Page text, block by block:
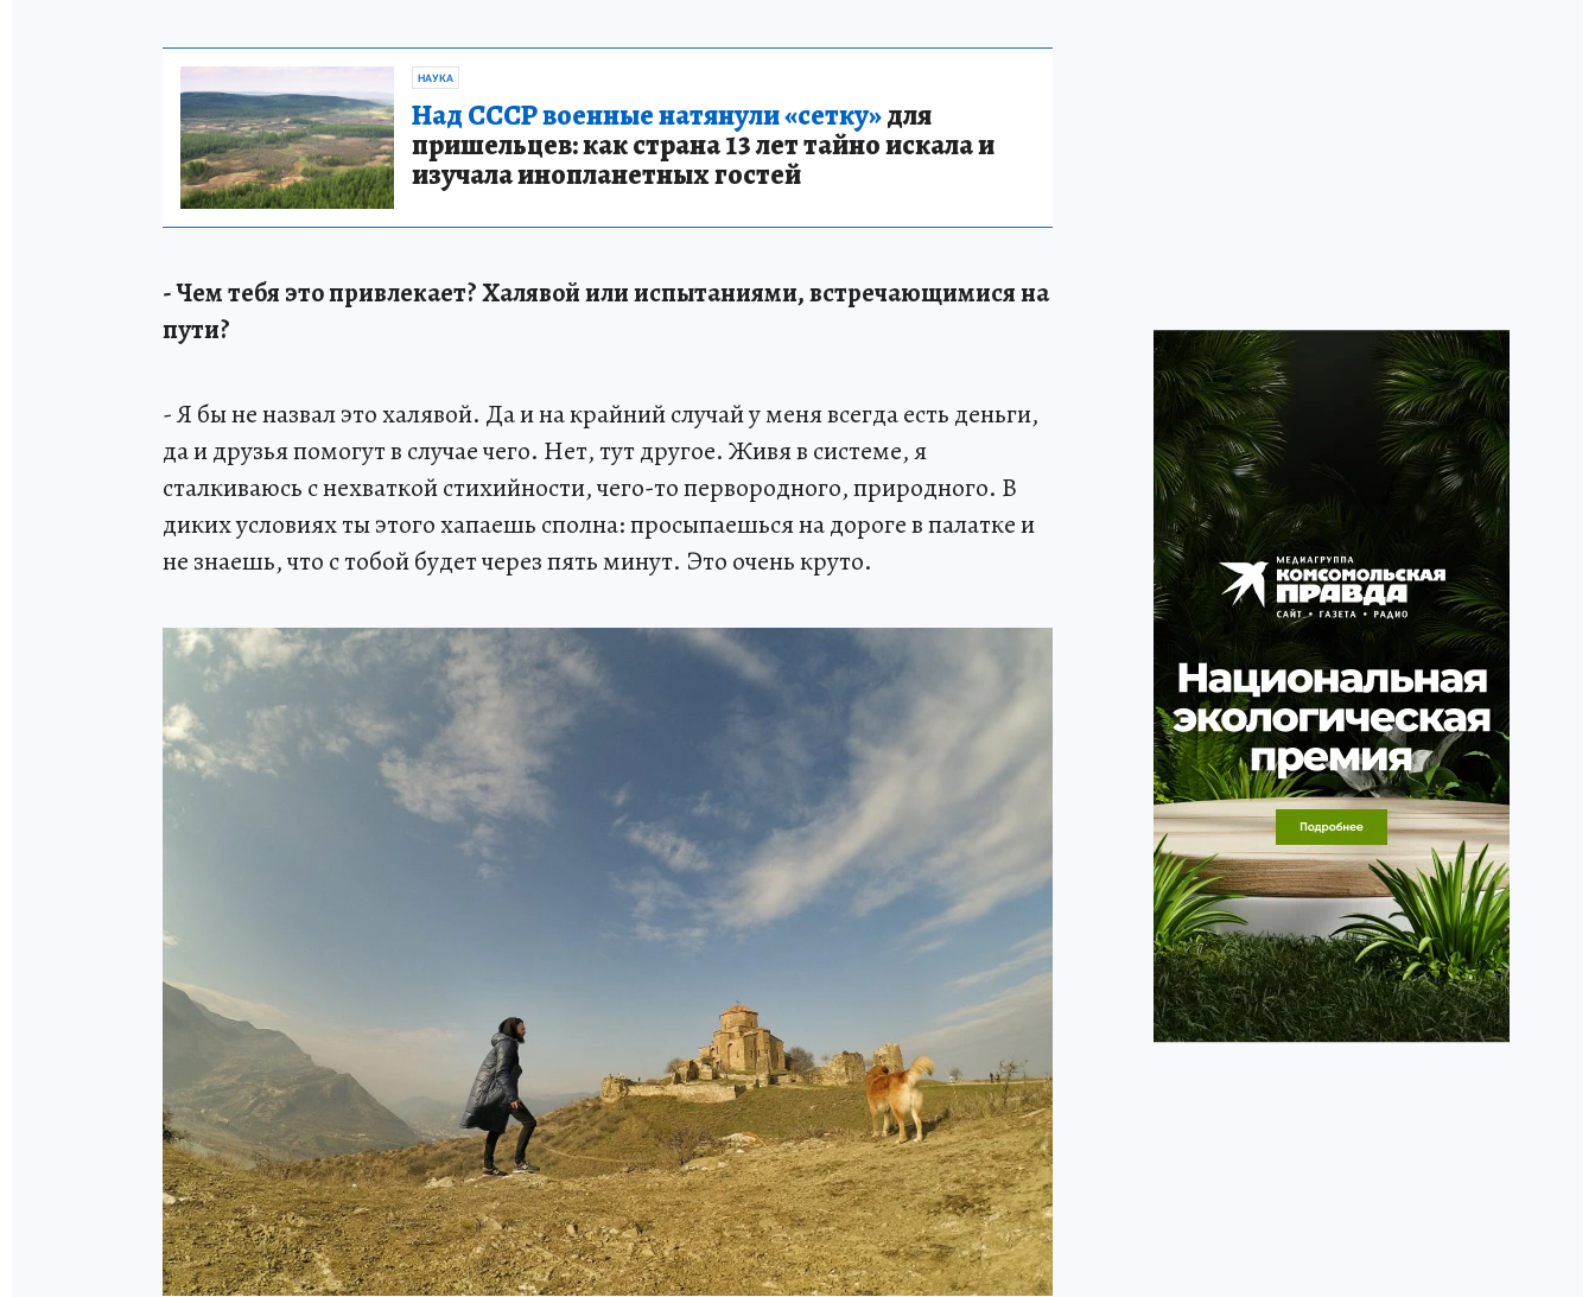
НАУКА
Над СССР военные натянули «сетку»для
пришельцев: как страна 13 лет тайно искала и
изучала инопланетных гостей
- Чем тебя это привлекает? Халявой или испытаниями, встречающимися на
пути?
- Я бы не назвал это халявой. Да и на крайний случай у меня всегда есть деньги,
да и друзья помогут в случае чего. Нет, тут другое. Живя в системе, я
сталкиваюсь с нехваткой стихийности, чего-то первородного, природного. В
диких условиях ты этого хапаешь сполна: просыпаешься на дороге в палатке и
не знаешь, что с тобой будет через пять минут. Это очень круто.